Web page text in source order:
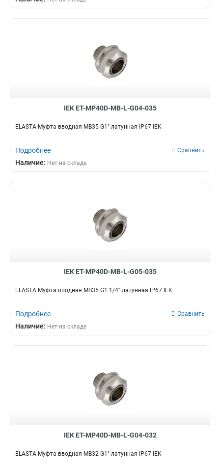
IEK ET-MP40D-MB-L-G04-035
ELASTA Муфта вводная MB35 G1" латунная IP67 IEK
Подробнее Сравнить
Наличие: Нет на складе
IEK ET-MP40D-MB-L-G05-035
ELASTA Муфта вводная MB35 G1 1/4" латунная IP67 IEK
Подробнее Сравнить
Наличие: Нет на складе
IEK ET-MP40D-MB-L-G04-032
ELASTA Муфта вводная MB32 G1" латунная IP67 IEK